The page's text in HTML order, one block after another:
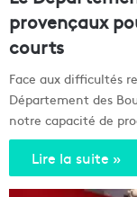
provençaux
courts
Face aux difficultés
Département des
notre capacité de
Lire la suite »